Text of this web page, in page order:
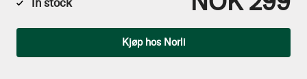
In stock
Kjøp hos Norli